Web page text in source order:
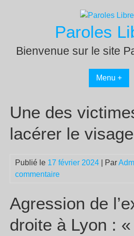
Paroles
Bienvenue sur le site
Menu +
Une des
lacérer le visage
Publié le 17 février 2024 | Par
commentaire
Agression de
droite à Lyon : «